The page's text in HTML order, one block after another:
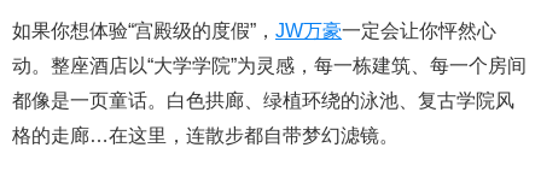
如果你想体验“宫殿级的度假”， JW万豪一定会让你怦然心
动。整座酒店以“大学学院”为灵感，每一栋建筑、每一个房间
都像是一页童话。白色拱廊、绿植环绕的泳池、复古学院风
格的走廊…在这里，连散步都自带梦幻滤镜。